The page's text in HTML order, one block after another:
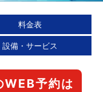
料金表
設備・サービス
WEB予約は